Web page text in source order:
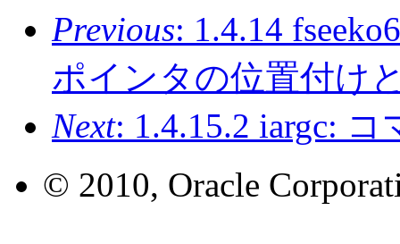
Previous: 1.4.14
ポインタの位置付け
Next: 1.4.15.2 iargc:
© 2010, Oracle